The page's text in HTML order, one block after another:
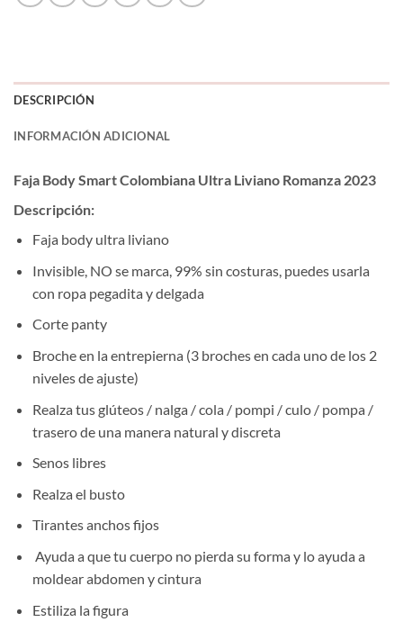
DESCRIPCIÓN
INFORMACIÓN ADICIONAL
Faja Body Smart Colombiana Ultra Liviano Romanza 2023
Descripción:
Faja body ultra liviano
Invisible, NO se marca, 99% sin costuras, puedes usarla
con ropa pegadita y delgada
Corte panty
Broche en la entrepierna (3 broches en cada uno de los 2
niveles de ajuste)
Realza tus glúteos / nalga / cola / pompi / culo / pompa /
trasero de una manera natural y discreta
Senos libres
Realza el busto
Tirantes anchos fijos
Ayuda a que tu cuerpo no pierda su forma y lo ayuda a
moldear abdomen y cintura
Estiliza la figura